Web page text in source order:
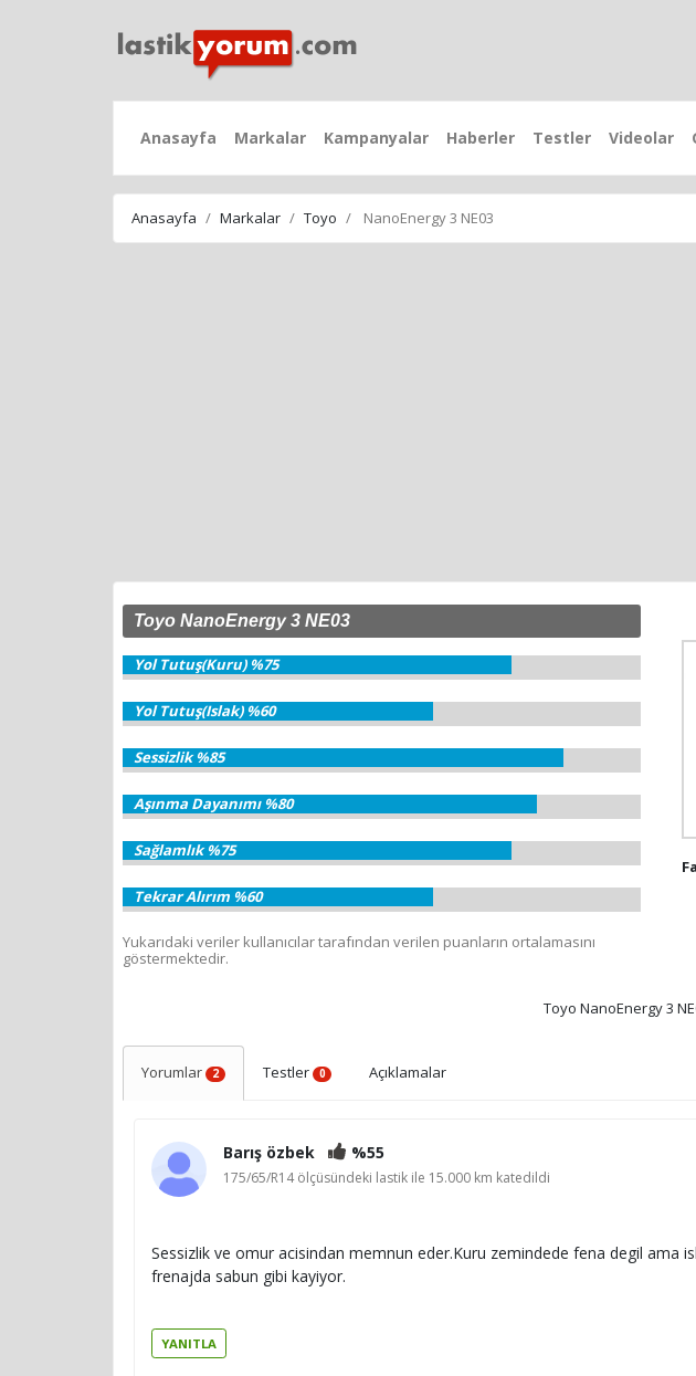
Anasayfa Markalar Kampanyalar Haberler Testler Videolar
Anasayfa Markalar Toyo NanoEnergy 3 NE03
Toyo NanoEnergy 3 NE03
Yol Tutuş(Kuru) %75
Yol Tutuş(Islak) %60
Sessizlik %85
Aşınma Dayanımı %80
Sağlamlık %75
Tekrar Alırım %60
Yukarıdaki veriler kullanıcılar tarafından verilen puanların ortalamasını
göstermektedir.
Toyo NanoEnergy 3
Yorumlar 2 Testler 0 Açıklamalar
Barış özbek %55
175/65/R14 ölçüsündeki lastik ile 15.000 km katedildi
Sessizlik ve omur acisindan memnun eder.Kuru zemindede fena degil ama
frenajda sabun gibi kayiyor.
YANITLA